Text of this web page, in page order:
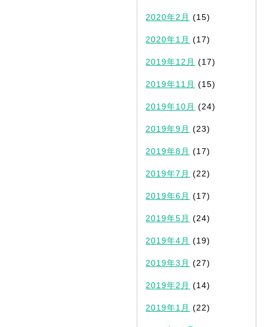
2020年2月 (15)
2020年1月 (17)
2019年12月 (17)
2019年11月 (15)
2019年10月 (24)
2019年9月 (23)
2019年8月 (17)
2019年7月 (22)
2019年6月 (17)
2019年5月 (24)
2019年4月 (19)
2019年3月 (27)
2019年2月 (14)
2019年1月 (22)